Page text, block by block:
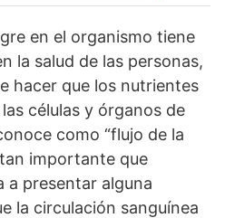
en el organismo tiene
la salud de las personas,
hacer que los nutrientes
células y órganos de
como “flujo de la
importante que
a presentar alguna
la circulación sanguínea